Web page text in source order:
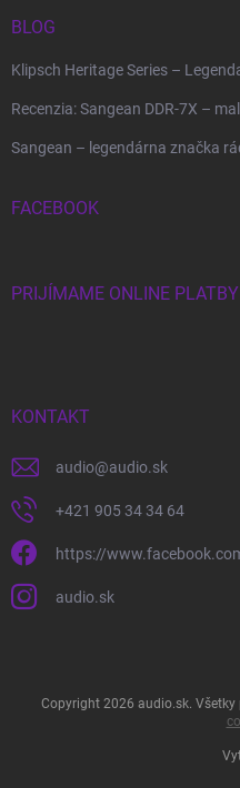
BLOG
Klipsch Heritage Series –
Recenzia: Sangean DDR-7X –
Sangean – legendárna značka
FACEBOOK
PRIJÍMAME ONLINE PLATBY
KONTAKT
audio@audio.sk
+421 905 34 34 64
https://
audio.sk
Copyright 2026 audio.sk. Všetky